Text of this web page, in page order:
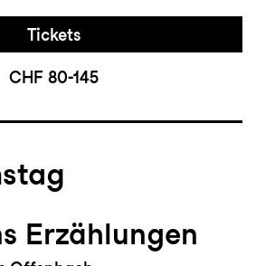
Tickets
CHF 80-145
Erzählungen